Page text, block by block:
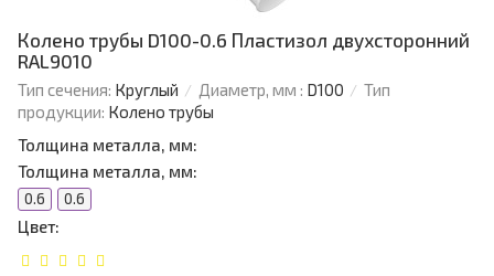
Колено трубы D100-0.6 Пластизол двухсторонний
RAL9010
Тип сечения: Круглый Диаметр, мм : D100
Тип
продукции: Колено трубы
Толщина металла, мм:
Толщина металла, мм:
0.6 0.6
Цвет: